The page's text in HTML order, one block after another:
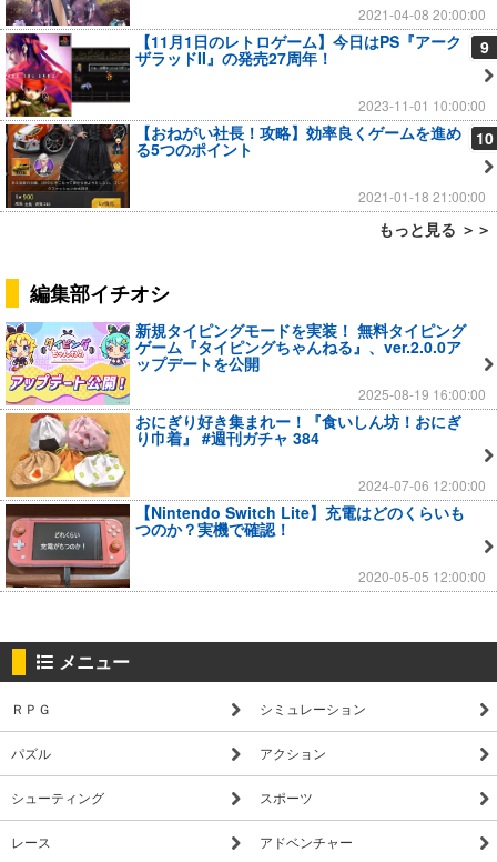
2021-04-08 20:00:00
9
【11月1日のレトロゲーム】今日はPS『アーク
ザラッドII』の発売27周年！
2023-11-01 10:00:00
10
【おねがい社長！攻略】効率良くゲームを進め
る5つのポイント
2021-01-18 21:00:00
もっと見る ＞＞
編集部イチオシ
新規タイピングモードを実装！ 無料タイピング
ゲーム『タイピングちゃんねる』、ver.2.0.0ア
ップデートを公開
2025-08-19 16:00:00
おにぎり好き集まれー！『食いしん坊！おにぎ
り巾着』 #週刊ガチャ 384
2024-07-06 12:00:00
【Nintendo Switch Lite】充電はどのくらいも
つのか？実機で確認！
2020-05-05 12:00:00
メニュー
ＲＰＧ シミュレーション
パズル アクション
シューティング スポーツ
レース アドベンチャー